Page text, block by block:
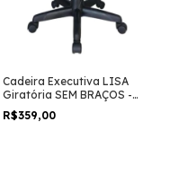
Cadeira Executiva LISA
Giratória SEM BRAÇOS -
MARTIFLEX - Cor Preta -
31000
R$359,00